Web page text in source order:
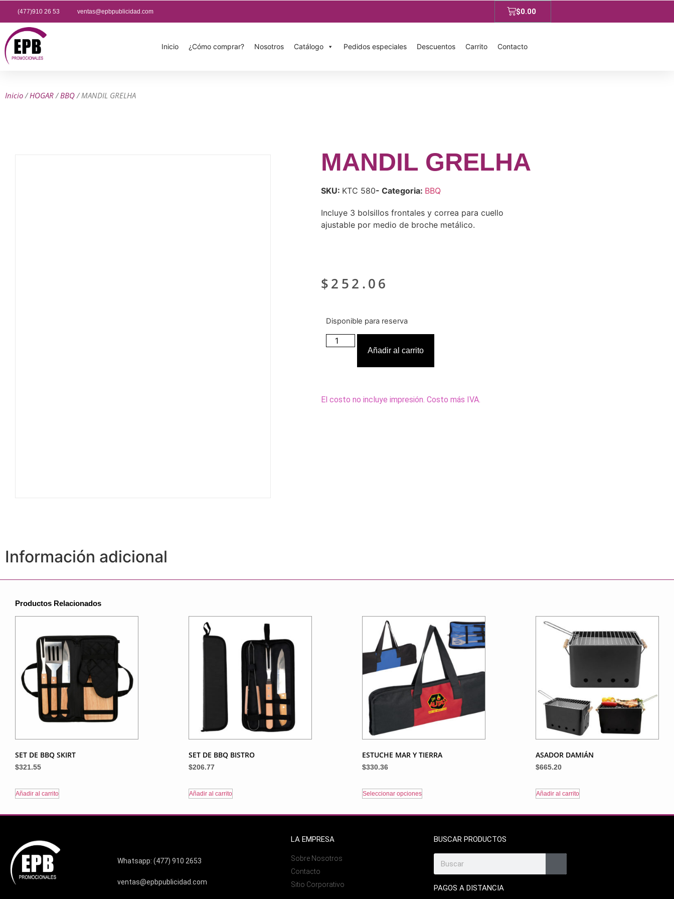
(477)910 26 53 ventas@epbpublicidad.com $0.00
Inicio ¿Cómo comprar? Nosotros Catálogo Pedidos especiales Descuentos Carrito Contacto
Inicio/HOGAR/BBQ/ MANDIL GRELHA
MANDIL GRELHA
SKU: KTC 580- Categoria: BBQ
Incluye 3 bolsillos frontales y correa para cuello
ajustable por medio de broche metálico.
$252.06
Disponible para reserva
Añadir al carrito
El costo no incluye impresión. Costo más IVA.
Información adicional
Productos Relacionados
SET DE BBQ SKIRT
$321.55
Añadir al carrito
SET DE BBQ BISTRO
$206.77
Añadir al carrito
ESTUCHE MAR Y TIERRA
$330.36
Seleccionar opciones
ASADOR DAMIÁN
$665.20
Añadir al carrito
Whatsapp: (477) 910 2653
ventas@epbpublicidad.com
LA EMPRESA
Sobre Nosotros
Contacto
Sitio Corporativo
BUSCAR PRODUCTOS
PAGOS A DISTANCIA